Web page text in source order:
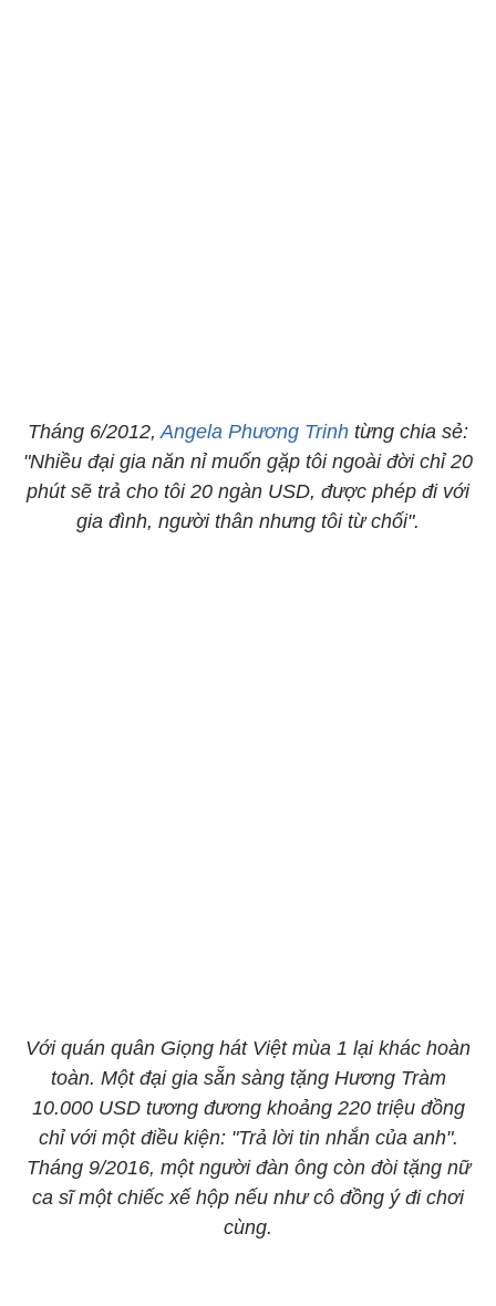
Tháng 6/2012,Angela Phương Trinh từng chia sẻ:
"Nhiều đại gia năn nỉ muốn gặp tôi ngoài đời chỉ 20
phút sẽ trả cho tôi 20 ngàn USD, được phép đi với
gia đình, người thân nhưng tôi từ chối".
Với quán quân Giọng hát Việt mùa 1 lại khác hoàn
toàn. Một đại gia sẵn sàng tặng Hương Tràm
10.000 USD tương đương khoảng 220 triệu đồng
chỉ với một điều kiện: "Trả lời tin nhắn của anh".
Tháng 9/2016, một người đàn ông còn đòi tặng nữ
ca sĩ một chiếc xế hộp nếu như cô đồng ý đi chơi
cùng.